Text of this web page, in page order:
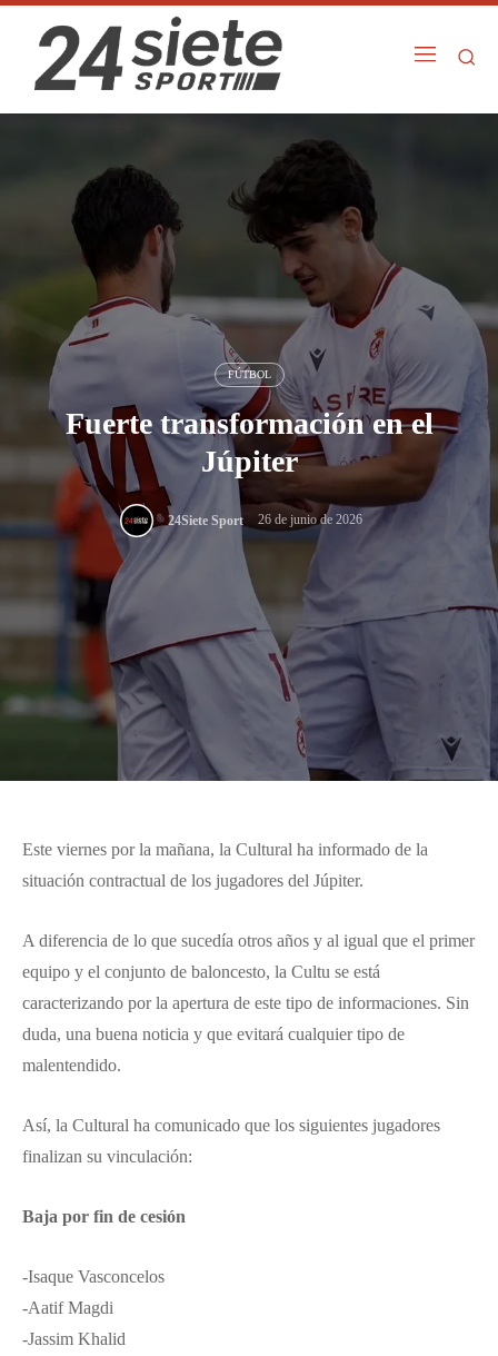
FÚTBOL
Fuerte transformación en el
Júpiter
24Siete Sport 26 de junio de 2026
Este viernes por la mañana, la Cultural ha informado de la
situación contractual de los jugadores del Júpiter.
A diferencia de lo que sucedía otros años y al igual que el primer
equipo y el conjunto de baloncesto, la Cultu se está
caracterizando por la apertura de este tipo de informaciones. Sin
duda, una buena noticia y que evitará cualquier tipo de
malentendido.
Así, la Cultural ha comunicado que los siguientes jugadores
finalizan su vinculación:
Baja por fin de cesión
-Isaque Vasconcelos
-Aatif Magdi
-Jassim Khalid